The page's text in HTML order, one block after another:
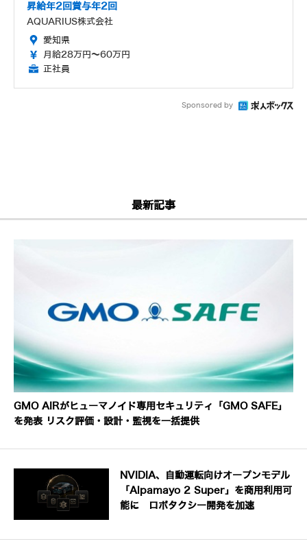
昇給年2回賞与年2回
AQUARIUS株式会社
愛知県
月給28万円～60万円
正社員
Sponsored by
最新記事
GMO AIRがヒューマノイド専用セキュリティ「GMO SAFE」
を発表 リスク評価・設計・監視を一括提供
NVIDIA、自動運転向けオープンモデル
「Alpamayo 2 Super」を商用利用可
能に ロボタクシー開発を加速